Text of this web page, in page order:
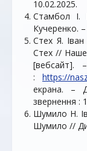
10.02.2025.
Стамбол
Кучеренко.
Стех Я.
Стех // Наше
[вебсайт].
: https://
екрана. –
звернення :
Шумило Н.
Шумило //